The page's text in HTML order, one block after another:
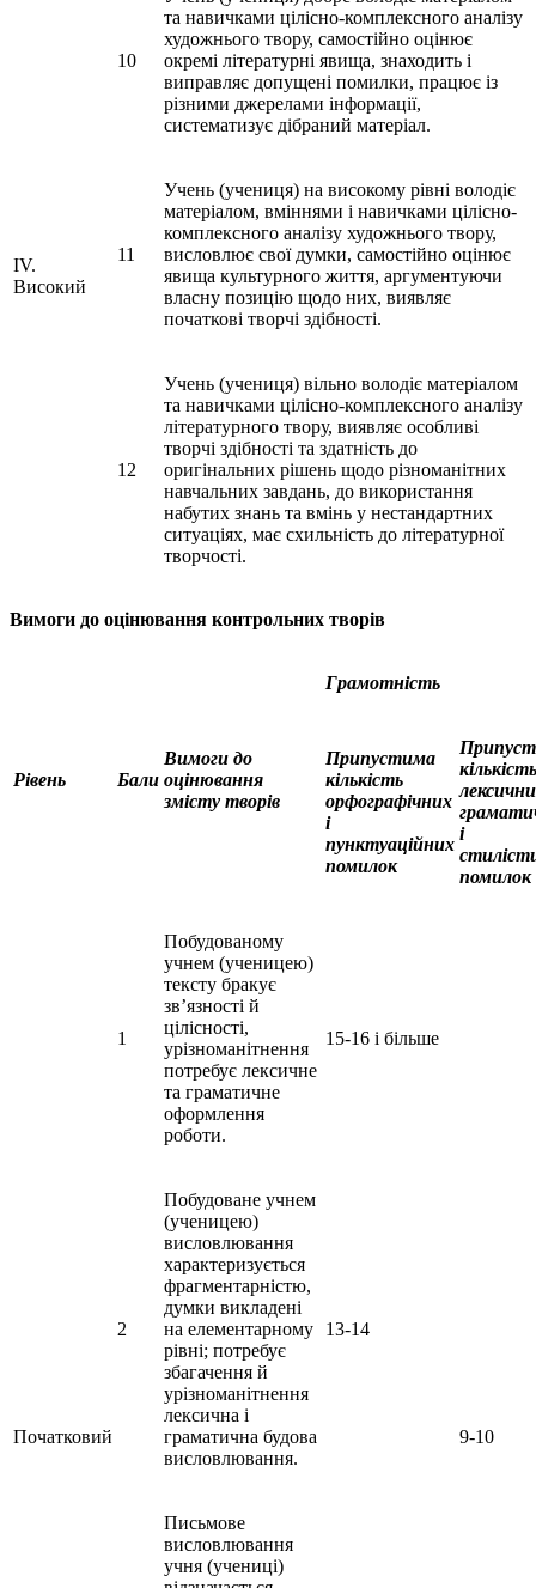
ІV.
Високий
10
та навичками цілісно-комплексного аналізу
художнього твору, самостійно оцінює
окремі літературні явища, знаходить і
виправляє допущені помилки, працює із
різними джерелами інформації,
систематизує дібраний матеріал.
11
Учень (учениця) на високому рівні володіє
матеріалом, вміннями і навичками цілісно-
комплексного аналізу художнього твору,
висловлює свої думки, самостійно оцінює
явища культурного життя, аргументуючи
власну позицію щодо них, виявляє
початкові творчі здібності.
12
Учень (учениця) вільно володіє матеріалом
та навичками цілісно-комплексного аналізу
літературного твору, виявляє особливі
творчі здібності та здатність до
оригінальних рішень щодо різноманітних
навчальних завдань, до використання
набутих знань та вмінь у нестандартних
ситуаціях, має схильність до літературної
творчості.
Вимоги до оцінювання контрольних творів
Рівень Бали
Вимоги до
оцінювання
змісту творів
Грамотність
Припустима
кількість
орфографічних
і
пунктуаційних
помилок
кількість
і
помилок
Початковий
1
Побудованому
учнем (ученицею)
тексту бракує
зв’язності й
цілісності,
урізноманітнення
потребує лексичне
та граматичне
оформлення
роботи.
15-16 і більше
9-10
2
Побудоване учнем
(ученицею)
висловлювання
характеризується
фрагментарністю,
думки викладені
на елементарному
рівні; потребує
збагачення й
урізноманітнення
лексична і
граматична будова
висловлювання.
13-14
Письмове
висловлювання
учня (учениці)